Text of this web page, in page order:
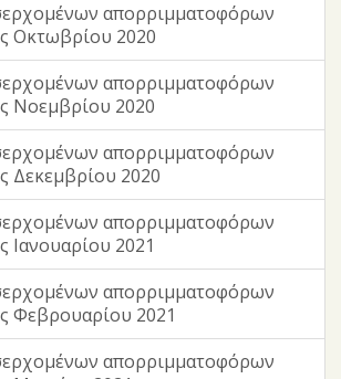
απορριμματοφόρων
Οκτωβρίου 2020
απορριμματοφόρων
Νοεμβρίου 2020
απορριμματοφόρων
Δεκεμβρίου 2020
απορριμματοφόρων
2021
απορριμματοφόρων
Φεβρουαρίου 2021
απορριμματοφόρων